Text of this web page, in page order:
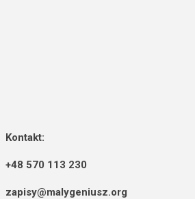
Kontakt:
+48 570 113 230
zapisy@malygeniusz.org